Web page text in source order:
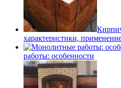
характеристики,
работы: особенности